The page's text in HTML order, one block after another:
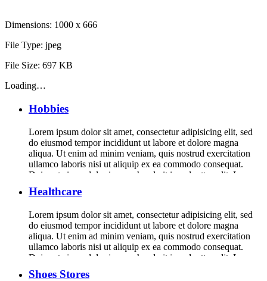
Dimensions: 1000 x 666
File Type: jpeg
File Size: 697 KB
Loading…
Hobbies
Lorem ipsum dolor sit amet, consectetur adipisicing elit, sed
do eiusmod tempor incididunt ut labore et dolore magna
aliqua. Ut enim ad minim veniam, quis nostrud exercitation
ullamco laboris nisi ut aliquip ex ea commodo consequat.
Duis aute irure dolor in reprehenderit in voluptte velit. Lorem
ipsum dolor sit amet, consectetur adipisicing elit, sed do […]
Healthcare
Lorem ipsum dolor sit amet, consectetur adipisicing elit, sed
do eiusmod tempor incididunt ut labore et dolore magna
aliqua. Ut enim ad minim veniam, quis nostrud exercitation
ullamco laboris nisi ut aliquip ex ea commodo consequat.
Duis aute irure dolor in reprehenderit in voluptte velit. Lorem
ipsum dolor sit amet, consectetur adipisicing elit, sed do […]
Shoes Stores